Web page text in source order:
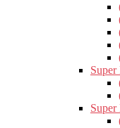
Super